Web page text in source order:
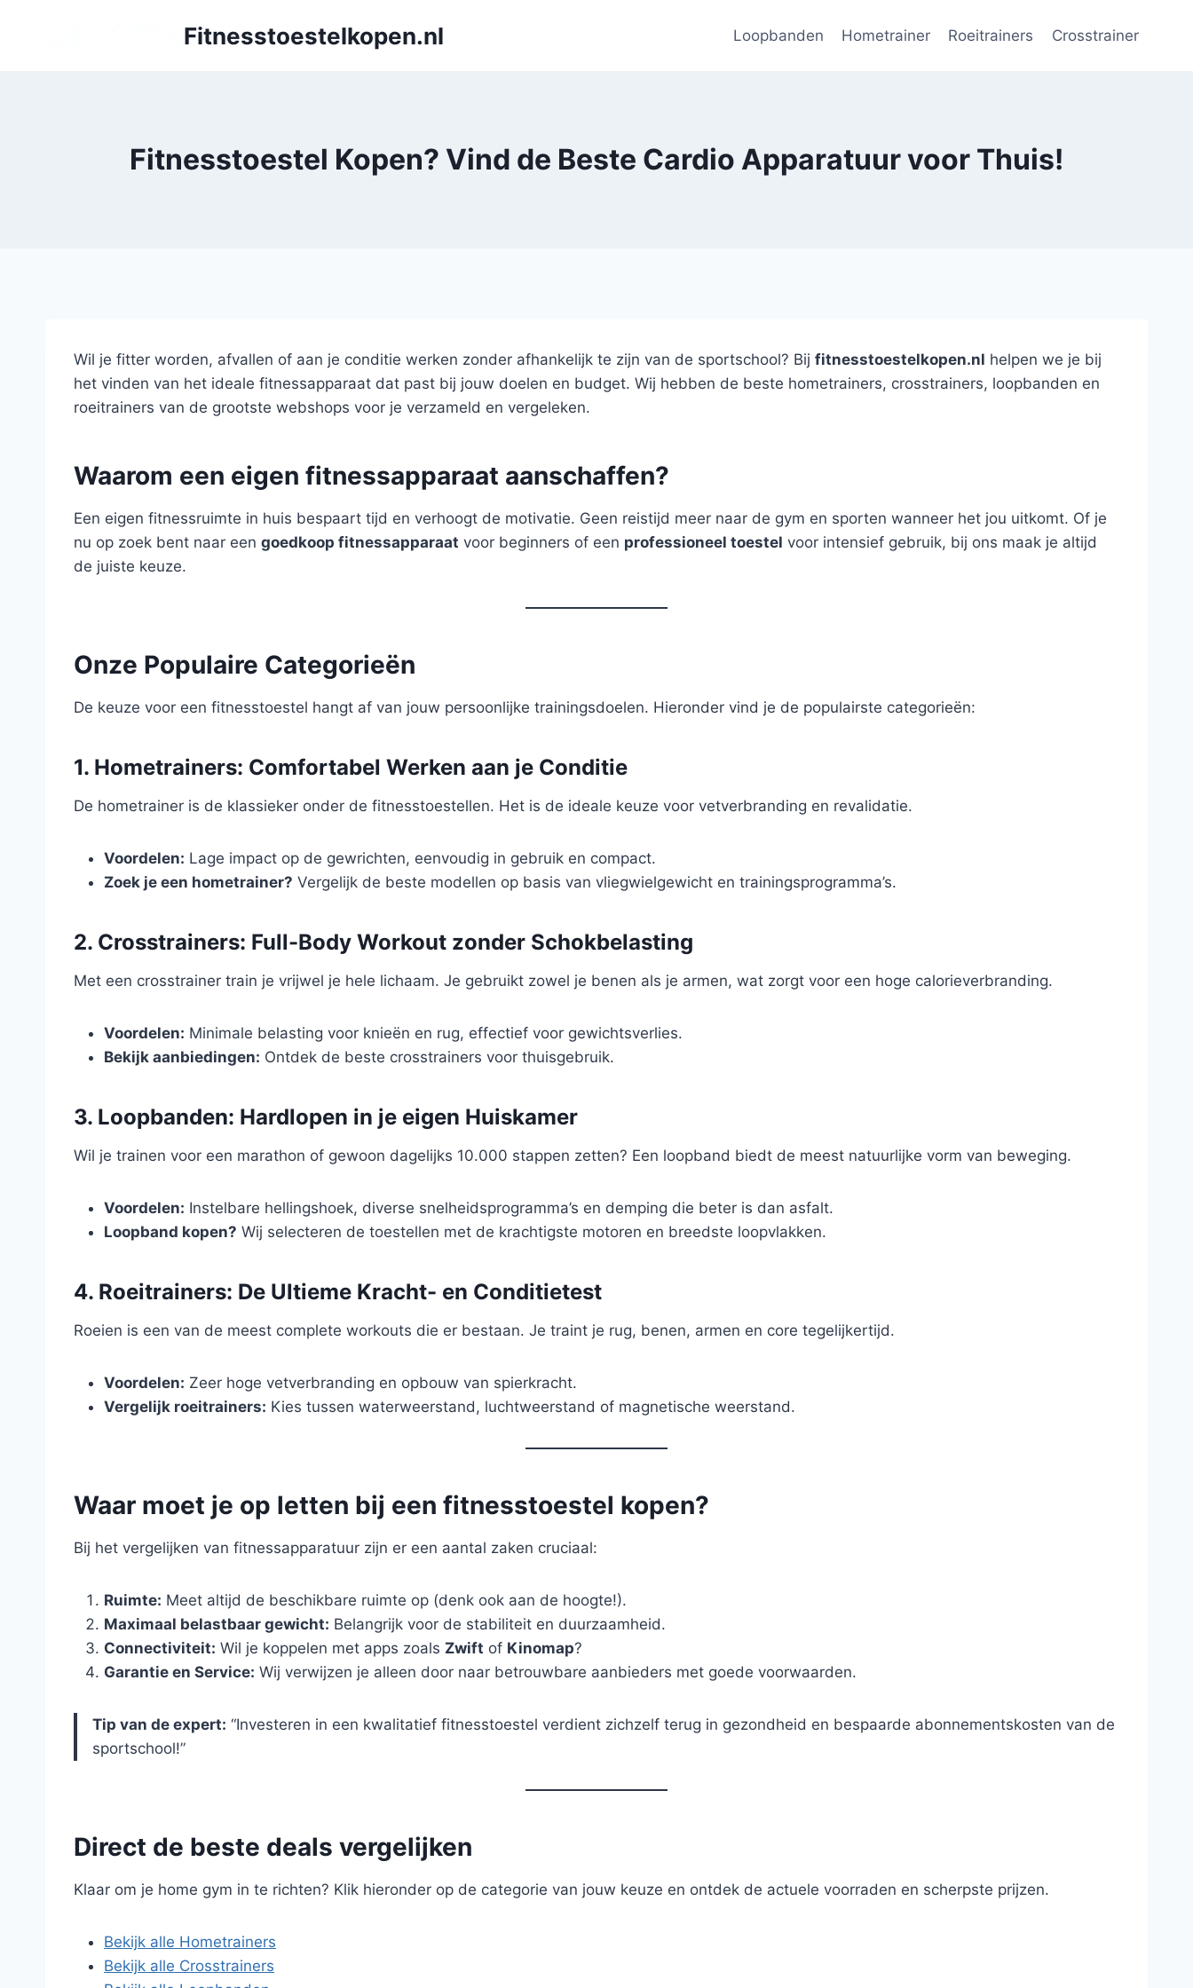
Fitnesstoestelkopen.nl Loopbanden Hometrainer Roeitrainers Crosstrainer
Fitnesstoestel Kopen? Vind de Beste Cardio Apparatuur voor Thuis!
Wil je fitter worden, afvallen of aan je conditie werken zonder afhankelijk te zijn van de sportschool? Bij fitnesstoestelkopen.nl helpen we je bij
het vinden van het ideale fitnessapparaat dat past bij jouw doelen en budget. Wij hebben de beste hometrainers, crosstrainers, loopbanden en
roeitrainers van de grootste webshops voor je verzameld en vergeleken.
Waarom een eigen fitnessapparaat aanschaffen?
Een eigen fitnessruimte in huis bespaart tijd en verhoogt de motivatie. Geen reistijd meer naar de gym en sporten wanneer het jou uitkomt. Of je
nu op zoek bent naar een goedkoop fitnessapparaat voor beginners of een professioneel toestel voor intensief gebruik, bij ons maak je altijd
de juiste keuze.
Onze Populaire Categorieën
De keuze voor een fitnesstoestel hangt af van jouw persoonlijke trainingsdoelen. Hieronder vind je de populairste categorieën:
1. Hometrainers: Comfortabel Werken aan je Conditie
De hometrainer is de klassieker onder de fitnesstoestellen. Het is de ideale keuze voor vetverbranding en revalidatie.
Voordelen: Lage impact op de gewrichten, eenvoudig in gebruik en compact.
Zoek je een hometrainer? Vergelijk de beste modellen op basis van vliegwielgewicht en trainingsprogramma’s.
2. Crosstrainers: Full-Body Workout zonder Schokbelasting
Met een crosstrainer train je vrijwel je hele lichaam. Je gebruikt zowel je benen als je armen, wat zorgt voor een hoge calorieverbranding.
Voordelen: Minimale belasting voor knieën en rug, effectief voor gewichtsverlies.
Bekijk aanbiedingen: Ontdek de beste crosstrainers voor thuisgebruik.
3. Loopbanden: Hardlopen in je eigen Huiskamer
Wil je trainen voor een marathon of gewoon dagelijks 10.000 stappen zetten? Een loopband biedt de meest natuurlijke vorm van beweging.
Voordelen: Instelbare hellingshoek, diverse snelheidsprogramma’s en demping die beter is dan asfalt.
Loopband kopen? Wij selecteren de toestellen met de krachtigste motoren en breedste loopvlakken.
4. Roeitrainers: De Ultieme Kracht- en Conditietest
Roeien is een van de meest complete workouts die er bestaan. Je traint je rug, benen, armen en core tegelijkertijd.
Voordelen: Zeer hoge vetverbranding en opbouw van spierkracht.
Vergelijk roeitrainers: Kies tussen waterweerstand, luchtweerstand of magnetische weerstand.
Waar moet je op letten bij een fitnesstoestel kopen?
Bij het vergelijken van fitnessapparatuur zijn er een aantal zaken cruciaal:
Ruimte: Meet altijd de beschikbare ruimte op (denk ook aan de hoogte!).
Maximaal belastbaar gewicht: Belangrijk voor de stabiliteit en duurzaamheid.
Connectiviteit: Wil je koppelen met apps zoals Zwift of Kinomap?
Garantie en Service: Wij verwijzen je alleen door naar betrouwbare aanbieders met goede voorwaarden.
Tip van de expert: “Investeren in een kwalitatief fitnesstoestel verdient zichzelf terug in gezondheid en bespaarde abonnementskosten van de
sportschool!”
Direct de beste deals vergelijken
Klaar om je home gym in te richten? Klik hieronder op de categorie van jouw keuze en ontdek de actuele voorraden en scherpste prijzen.
Bekijk alle Hometrainers
Bekijk alle Crosstrainers